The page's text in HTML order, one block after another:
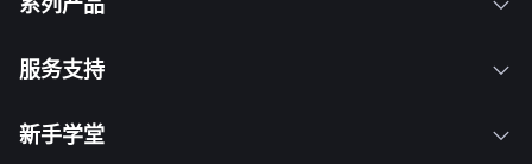
服务支持
新手学堂